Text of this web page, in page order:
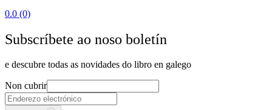
0.0 (0)
Subscríbete ao noso boletín
e descubre todas as novidades do libro en galego
Non cubrir